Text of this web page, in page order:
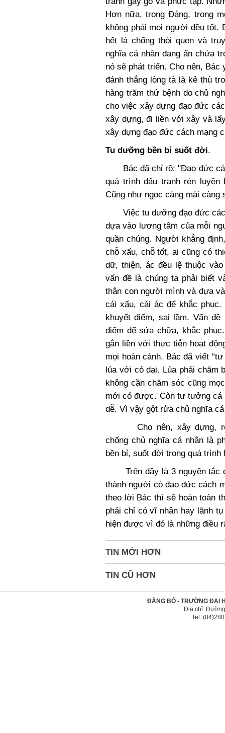
Hơn nữa, trong Đảng, trong
không phải mọi người đều tốt.
hết là chống thói quen và
nghĩa cá nhân đang ẩn chứa
nó sẽ phát triển. Cho nên,
đánh thắng lòng tà là kẻ thù
hàng trăm thứ bệnh do chủ
cho việc xây dựng đạo đức
xây dựng, đi liền với xây và
xây dựng đạo đức cách mạng
Tu dưỡng bền bỉ suốt đời.
Bác đã chỉ rõ: "Đạo đức
quá trình đấu tranh rèn
Cũng như ngọc càng mài càng
Việc tu dưỡng đạo đức
dựa vào lương tâm của mỗi
quần chúng. Người khẳng
chỗ xấu, chỗ tốt, ai cũng có
dữ, thiện, ác đều lệ thuộc
vấn đề là chúng ta phải biết
thân con người mình và dựa
cái xấu, cái ác để khắc
khuyết điểm, sai lầm. Vấn
điểm để sửa chữa, khắc
gắn liền với thực tiễn hoạt
mọi hoàn cảnh. Bác đã viết
lúa với cỏ dại. Lúa phải chăm
không cần chăm sóc cũng
mới có được. Còn tư tưởng cá
dễ. Vì vậy gột rửa chủ nghĩa
Cho nên, xây dựng, rèn
chống chủ nghĩa cá nhân là
bền bỉ, suốt đời trong quá trình
Trên đây là 3 nguyên tắc
thành người có đạo đức cách
theo lời Bác thì sẽ hoàn toàn
phải chỉ có vĩ nhân hay lãnh
hiện được vì đó là những điều
TIN MỚI HƠN
TIN CŨ HƠN
ĐẢNG BỘ - TRƯỜNG ĐẠI
Địa chỉ:
Tel: